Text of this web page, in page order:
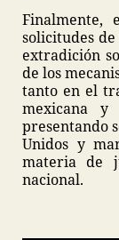
Finalmente,
solicitudes
extradición
de los
tanto en el
mexicana y
presentando
Unidos y
materia de
nacional.